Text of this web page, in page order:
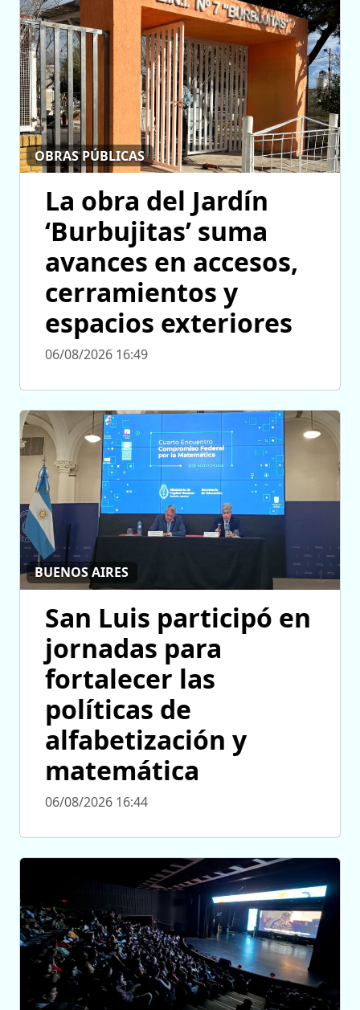
OBRAS PÚBLICAS
La obra del Jardín
‘Burbujitas’ suma
avances en accesos,
cerramientos y
espacios exteriores
06/08/2026 16:49
BUENOS AIRES
San Luis participó en
jornadas para
fortalecer las
políticas de
alfabetización y
matemática
06/08/2026 16:44